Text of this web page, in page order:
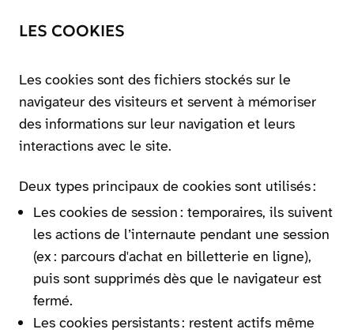
LES COOKIES
Les cookies sont des fichiers stockés sur le
navigateur des visiteurs et servent à mémoriser
des informations sur leur navigation et leurs
interactions avec le site.
Deux types principaux de cookies sont utilisés :
Les cookies de session : temporaires, ils suivent
les actions de l’internaute pendant une session
(ex : parcours d'achat en billetterie en ligne),
puis sont supprimés dès que le navigateur est
fermé.
Les cookies persistants : restent actifs même